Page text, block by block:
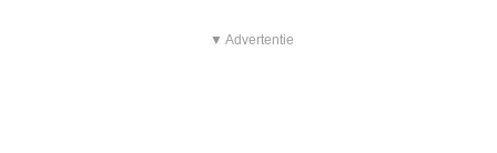
▼ Advertentie